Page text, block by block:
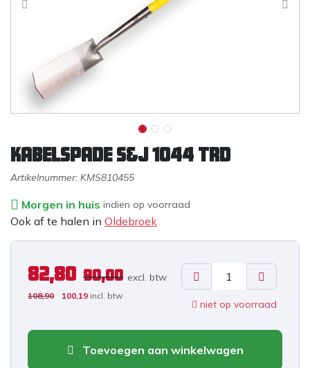
Kabelspade S&J 1044 TRD
Artikelnummer: KMS810455
Morgen in huis indien op voorraad
Ook af te halen in Oldebroek
82,80 90,00 excl. btw
108,90 100,19 incl. btw
niet op voorraad
Toevoegen aan winkelwagen